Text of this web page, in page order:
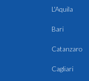
L'Aquila
Bari
Catanzaro
Cagliari